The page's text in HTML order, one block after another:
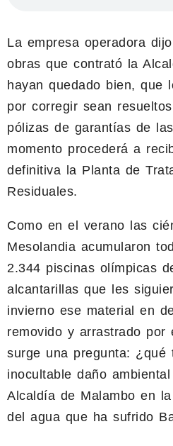
La empresa operadora
obras que contrató la
hayan quedado bien, que
por corregir sean
pólizas de garantías de
momento procederá a
definitiva la Planta de
Residuales.
Como en el verano las
Mesolandia acumularon
2.344 piscinas olímpicas
alcantarillas que les
invierno ese material en
removido y arrastrado por
surge una pregunta: ¿qué
inocultable daño
Alcaldía de Malambo en
del agua que ha sufrido